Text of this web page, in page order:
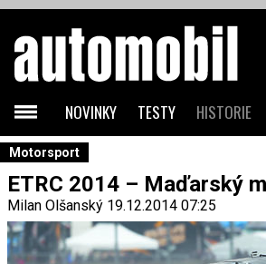
Motorsport
ETRC 2014 – Maďarský
Milan Olšanský19.12.2014 07:25
NOVINKY TESTY HISTORIE